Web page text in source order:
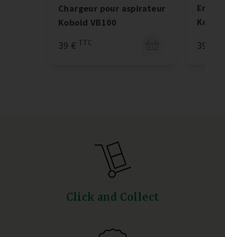
Chargeur pour aspirateur
Kobold VB100
39 € TTC 39 €
Click and Collect